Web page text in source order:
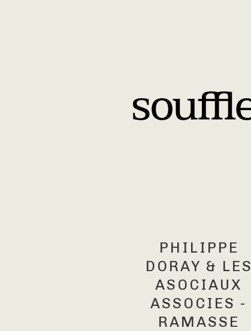
PHILIPPE
DORAY & LES
ASOCIAUX
ASSOCIES -
RAMASSE